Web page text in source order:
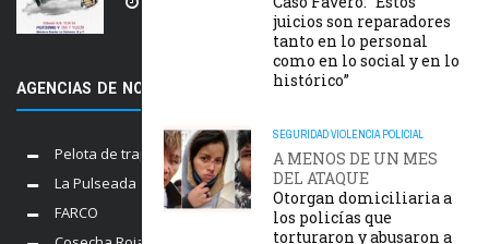
juicios son reparadores
tanto en lo personal
como en lo social y en lo
histórico”
SEGURIDADVIOLENCIA POLICIAL
A MENOS DE UN MES
DEL ATAQUE
Otorgan domiciliaria a
los policías que
torturaron y abusaron a
AGENCIAS DE NOTICIAS AMIGAS
Pelota de trapo
La Pulseada
FARCO